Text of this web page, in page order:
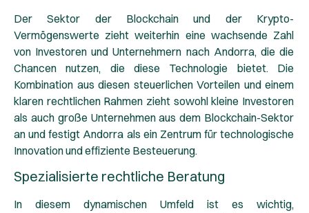
Der Sektor der Blockchain und der Krypto-
Vermögenswerte zieht weiterhin eine wachsende Zahl
von Investoren und Unternehmern nach Andorra, die die
Chancen nutzen, die diese Technologie bietet. Die
Kombination aus diesen steuerlichen Vorteilen und einem
klaren rechtlichen Rahmen zieht sowohl kleine Investoren
als auch große Unternehmen aus dem Blockchain-Sektor
an und festigt Andorra als ein Zentrum für technologische
Innovation und effiziente Besteuerung.
Spezialisierte rechtliche Beratung
In diesem dynamischen Umfeld ist es wichtig,